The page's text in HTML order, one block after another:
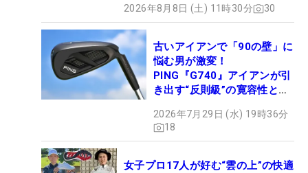
2026年8月8日 (土) 11時30分 30
古いアイアンで「90の壁」に
悩む男が激変！
PING『G740』アイアンが引
き出す“反則級”の寛容性と飛
2026年7月29日 (水) 19時36分
18
女子プロ17人が好む“雲の上”の快適